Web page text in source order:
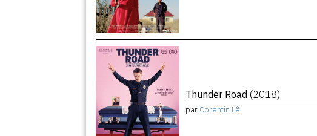
Thunder Road (2018)
par Corentin Lê